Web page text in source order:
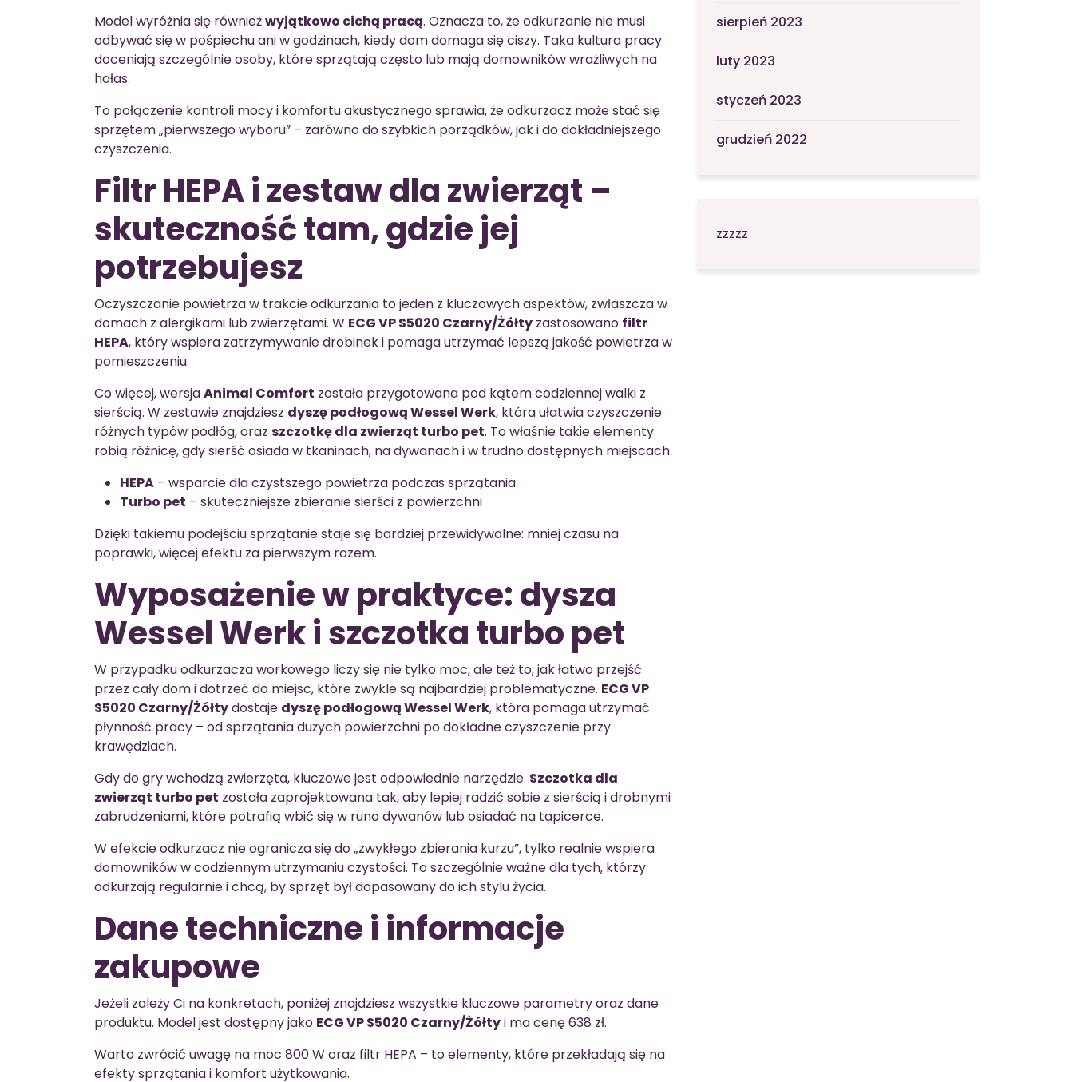
Model wyróżnia się równieżwyjątkowo cichą pracą. Oznacza to, że odkurzanie nie musi
odbywać się w pośpiechu ani w godzinach, kiedy dom domaga się ciszy. Taka kultura pracy
doceniają szczególnie osoby, które sprzątają często lub mają domowników wrażliwych na
hałas.
To połączenie kontroli mocy i komfortu akustycznego sprawia, że odkurzacz może stać się
sprzętem „pierwszego wyboru” – zarówno do szybkich porządków, jak i do dokładniejszego
czyszczenia.
Filtr HEPA i zestaw dla zwierząt –
skuteczność tam, gdzie jej
potrzebujesz
Oczyszczanie powietrza w trakcie odkurzania to jeden z kluczowych aspektów, zwłaszcza w
domach z alergikami lub zwierzętami. W ECG VP S5020 Czarny/Żółty zastosowano filtr
HEPA, który wspiera zatrzymywanie drobinek i pomaga utrzymać lepszą jakość powietrza w
pomieszczeniu.
Co więcej, wersjaAnimal Comfort została przygotowana pod kątem codziennej walki z
sierścią. W zestawie znajdziesz dyszę podłogową Wessel Werk, która ułatwia czyszczenie
różnych typów podłóg, oraz szczotkę dla zwierząt turbo pet. To właśnie takie elementy
robią różnicę, gdy sierść osiada w tkaninach, na dywanach i w trudno dostępnych miejscach.
HEPA – wsparcie dla czystszego powietrza podczas sprzątania
Turbo pet – skuteczniejsze zbieranie sierści z powierzchni
Dzięki takiemu podejściu sprzątanie staje się bardziej przewidywalne: mniej czasu na
poprawki, więcej efektu za pierwszym razem.
Wyposażenie w praktyce: dysza
Wessel Werk i szczotka turbo pet
W przypadku odkurzacza workowego liczy się nie tylko moc, ale też to, jak łatwo przejść
przez cały dom i dotrzeć do miejsc, które zwykle są najbardziej problematyczne. ECG VP
S5020 Czarny/Żółtydostaje dyszę podłogową Wessel Werk, która pomaga utrzymać
płynność pracy – od sprzątania dużych powierzchni po dokładne czyszczenie przy
krawędziach.
Gdy do gry wchodzą zwierzęta, kluczowe jest odpowiednie narzędzie. Szczotka dla
zwierząt turbo pet została zaprojektowana tak, aby lepiej radzić sobie z sierścią i drobnymi
zabrudzeniami, które potrafią wbić się w runo dywanów lub osiadać na tapicerce.
W efekcie odkurzacz nie ogranicza się do „zwykłego zbierania kurzu”, tylko realnie wspiera
domowników w codziennym utrzymaniu czystości. To szczególnie ważne dla tych, którzy
odkurzają regularnie i chcą, by sprzęt był dopasowany do ich stylu życia.
Dane techniczne i informacje
zakupowe
Jeżeli zależy Ci na konkretach, poniżej znajdziesz wszystkie kluczowe parametry oraz dane
produktu. Model jest dostępny jako ECG VP S5020 Czarny/Żółtyi ma cenę 638 zł.
Warto zwrócić uwagę na moc 800 W oraz filtr HEPA – to elementy, które przekładają się na
efekty sprzątania i komfort użytkowania.
sierpień 2023
luty 2023
styczeń 2023
grudzień 2022
zzzzz